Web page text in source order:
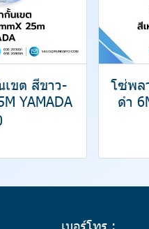
ขต สีขาว-
YAMADA
โซ่พล
ดำ
เบอร์โทร :